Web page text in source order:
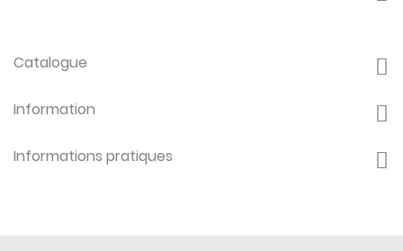
Catalogue
Information
Informations pratiques